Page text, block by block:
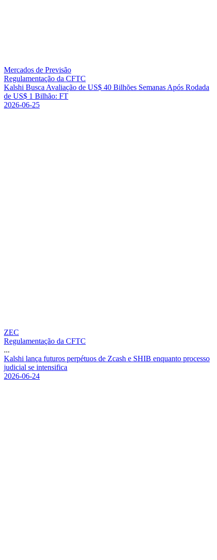
Mercados de Previsão
Regulamentação da CFTC
Kalshi Busca Avaliação de US$ 40 Bilhões Semanas Após Rodada
de US$ 1 Bilhão: FT
2026-06-25
ZEC
Regulamentação da CFTC
...
Kalshi lança futuros perpétuos de Zcash e SHIB enquanto processo
judicial se intensifica
2026-06-24